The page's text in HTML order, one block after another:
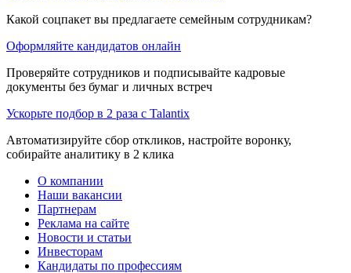
Какой соцпакет вы предлагаете семейным сотрудникам?
Оформляйте кандидатов онлайн
Проверяйте сотрудников и подписывайте кадровые
документы без бумаг и личных встреч
Ускорьте подбор в 2 раза с Talantix
Автоматизируйте сбор откликов, настройте воронку,
собирайте аналитику в 2 клика
О компании
Наши вакансии
Партнерам
Реклама на сайте
Новости и статьи
Инвесторам
Кандидаты по профессиям